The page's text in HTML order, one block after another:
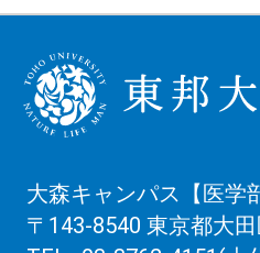
大森キャンパス【医学
〒143-8540 東京都大